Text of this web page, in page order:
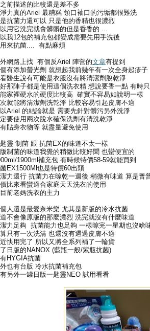
前描述的比較還是差不多
力真的Ariel 最糟糕 領口袖口的污垢都很難洗
抗菌力還可以 只是他的香精也很濃烈
用它洗完就會髒髒的但是香香的 ...
我12包的補充包都變成需要先用手洗後
來抗菌.... 有點麻煩
網路上找 有個反Ariel 陣營的文章有提到
有添加螢光劑 就想起我前幾年有一次全身起疹子
醫生說有可能是衣服沒有將清潔劑脫乾淨
那陣子都是使用這個洗衣精 想說要香一點 有時
家裡硬水的硬度比較高 確實不容易如說明一樣
就能將清潔劑洗乾淨 比較容易引起皮膚不適
Ariel 的結論就是 需要先針對髒污另外洗淨
要使用兩次脫水確保洗劑有清洗乾淨
貼身衣物等 就盡量避免使用
靈 制菌 跟 抗菌EX的味道不太一樣
制菌的味道我覺的稍微比較好聞 也蠻便宜的
1900ml補充包 有時候特價58-59就能買到
EX1500Ml也是特價60出頭
力還行 抗菌力在晾乾一週後 稍微有味道 算是普
比來看蠻適合家庭天天洗衣的使用
前老媽洗衣的主力
人還是最愛奈米樂 尤其是新版的冷水抗菌
不會像原版的那麼濃烈 洗完就沒有什麼味道
力足夠 抗菌能力也足夠 一樣晾完一星期也沒啥
只有一次洗清 也還沒有遇過皮膚不適
快用完了 所以又將全系列補了一輪貨
日版的NANOX (藍瓶一般/紫瓶抗菌)
HYGIA抗菌
也有台版 冷水抗菌補充包
另外一罐日版一匙靈NEO 試用看看